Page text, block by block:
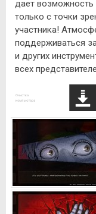
дает возможность
только с точки
участника!
поддерживаться
и других
всех